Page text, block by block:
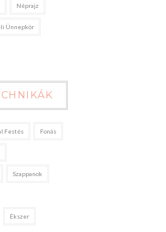
Néprajz
Ünnepkör
Festés Fonás
Szappanok
Ékszer